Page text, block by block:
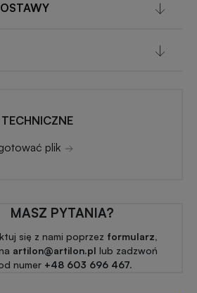
plik
MASZ PYTANIA?
się z nami poprzez formularz,
artilon@artilon.pl lub zadzwoń
numer +48 603 696 467.